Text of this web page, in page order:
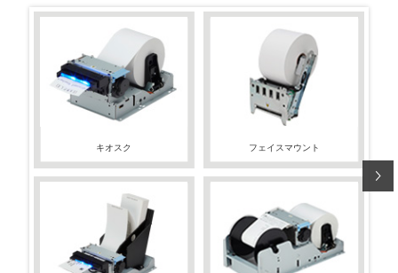
キオスク フェイスマウント